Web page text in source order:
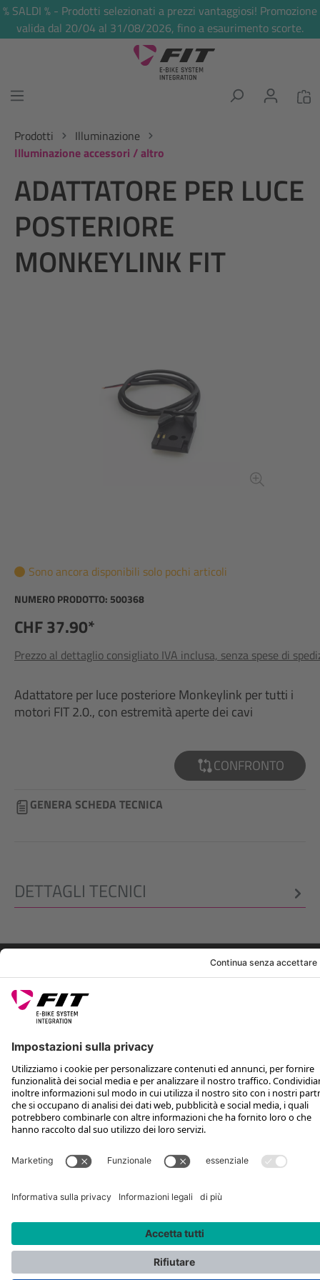
principale
% SALDI % - Prodotti selezionati a prezzi vantaggiosi! Promozione
valida dal 20/04 al 31/08/2026, fino a esaurimento scorte.
Prodotti
Illuminazione
Illuminazione accessori / altro
ADATTATORE PER LUCE
POSTERIORE
MONKEYLINK FIT
Sono ancora disponibili solo pochi articoli
NUMERO PRODOTTO: 500368
CHF 37.90*
Prezzo al dettaglio consigliato IVA inclusa, senza spese di
Adattatore per luce posteriore Monkeylink per tutti i
motori FIT 2.0., con estremità aperte dei cavi
CONFRONTO
GENERA SCHEDA TECNICA
DETTAGLI TECNICI
ASSISTENZA
SEGUICI SU
Rotax Bike Technology AG © 2025